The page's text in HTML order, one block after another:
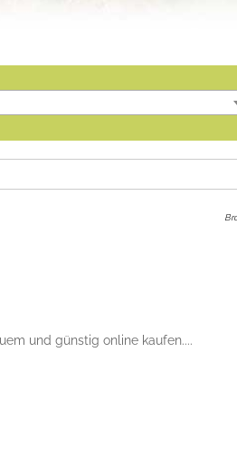
und günstig online kaufen....